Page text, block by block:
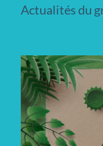
Actualités du